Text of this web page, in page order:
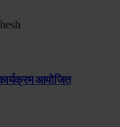
आयोजित